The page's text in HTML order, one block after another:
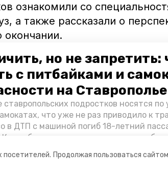
посетителей. Продолжая пользоваться
но не
с питбайками и
на Ставрополье
ставропольских подростков носятся
что уже не раз приводило к
в ДТП с машиной погиб 18-летний
избежать несчастных случаев,
края.
ознакомили со
а также рассказали о
окончании.
школах регионапроводят
владимиров профориентация